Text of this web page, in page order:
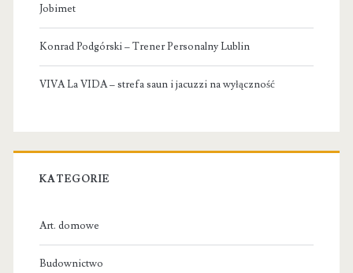
Jobimet
Konrad Podgórski – Trener Personalny Lublin
VIVA La VIDA – strefa saun i jacuzzi na wyłączność
KATEGORIE
Art. domowe
Budownictwo